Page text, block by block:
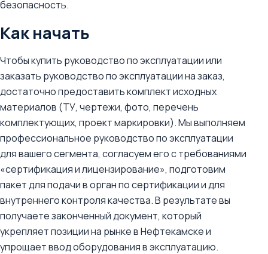
безопасность.
Как начать
Чтобы купить руководство по эксплуатации или
заказать руководство по эксплуатации на заказ,
достаточно предоставить комплект исходных
материалов (ТУ, чертежи, фото, перечень
комплектующих, проект маркировки). Мы выполняем
профессиональное руководство по эксплуатации
для вашего сегмента, согласуем его с требованиями
«сертификация и лицензирование», подготовим
пакет для подачи в орган по сертификации и для
внутреннего контроля качества. В результате вы
получаете законченный документ, который
укрепляет позиции на рынке в Нефтекамске и
упрощает ввод оборудования в эксплуатацию.